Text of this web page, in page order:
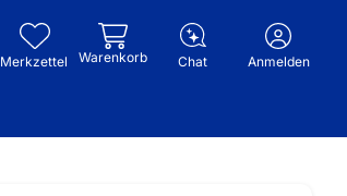
Merkzettel Warenkorb Chat Anmelden